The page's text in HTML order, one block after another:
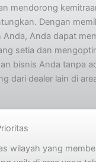
mendorong
Dengan
Anda, Anda dapat
setia dan
bisnis Anda tanpa
dari dealer lain di
wilayah yang